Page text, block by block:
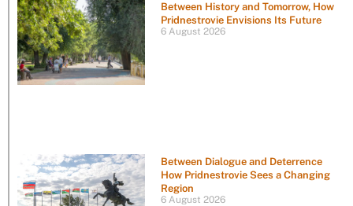
Between History and Tomorrow, How
Pridnestrovie Envisions Its Future
6 August 2026
Between Dialogue and Deterrence
How Pridnestrovie Sees a Changing
Region
6 August 2026